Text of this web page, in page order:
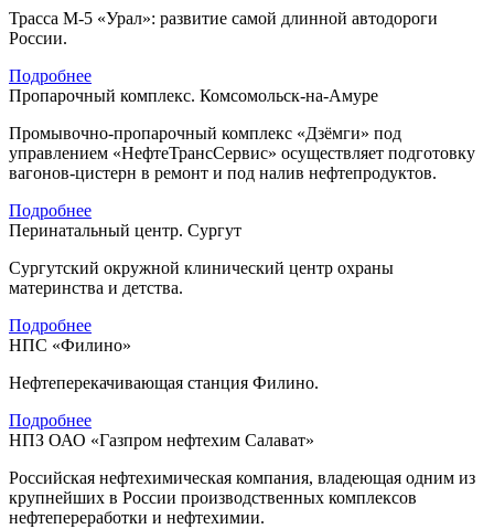
Трасса М-5 «Урал»: развитие самой длинной автодороги
России.
Подробнее
Пропарочный комплекс. Комсомольск-на-Амуре
Промывочно-пропарочный комплекс «Дзёмги» под
управлением «НефтеТрансСервис» осуществляет подготовку
вагонов-цистерн в ремонт и под налив нефтепродуктов.
Подробнее
Перинатальный центр. Сургут
Сургутский окружной клинический центр охраны
материнства и детства.
Подробнее
НПС «Филино»
Нефтеперекачивающая станция Филино.
Подробнее
НПЗ ОАО «Газпром нефтехим Салават»
Российская нефтехимическая компания, владеющая одним из
крупнейших в России производственных комплексов
нефтепереработки и нефтехимии.